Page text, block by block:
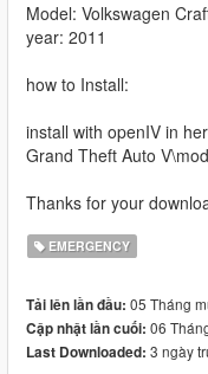
Model: Volkswagen
year: 2011
how to Install:
install with openIV in
Grand Theft Auto
Thanks for your
EMERGENCY
Tải lên lần đầu: 05 Tháng
Cập nhật lần cuối: 06
Last Downloaded: 3 ngày